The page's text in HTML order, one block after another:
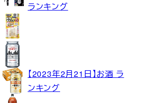
ランキング
【2023年2月21日】お酒 ラ
ンキング